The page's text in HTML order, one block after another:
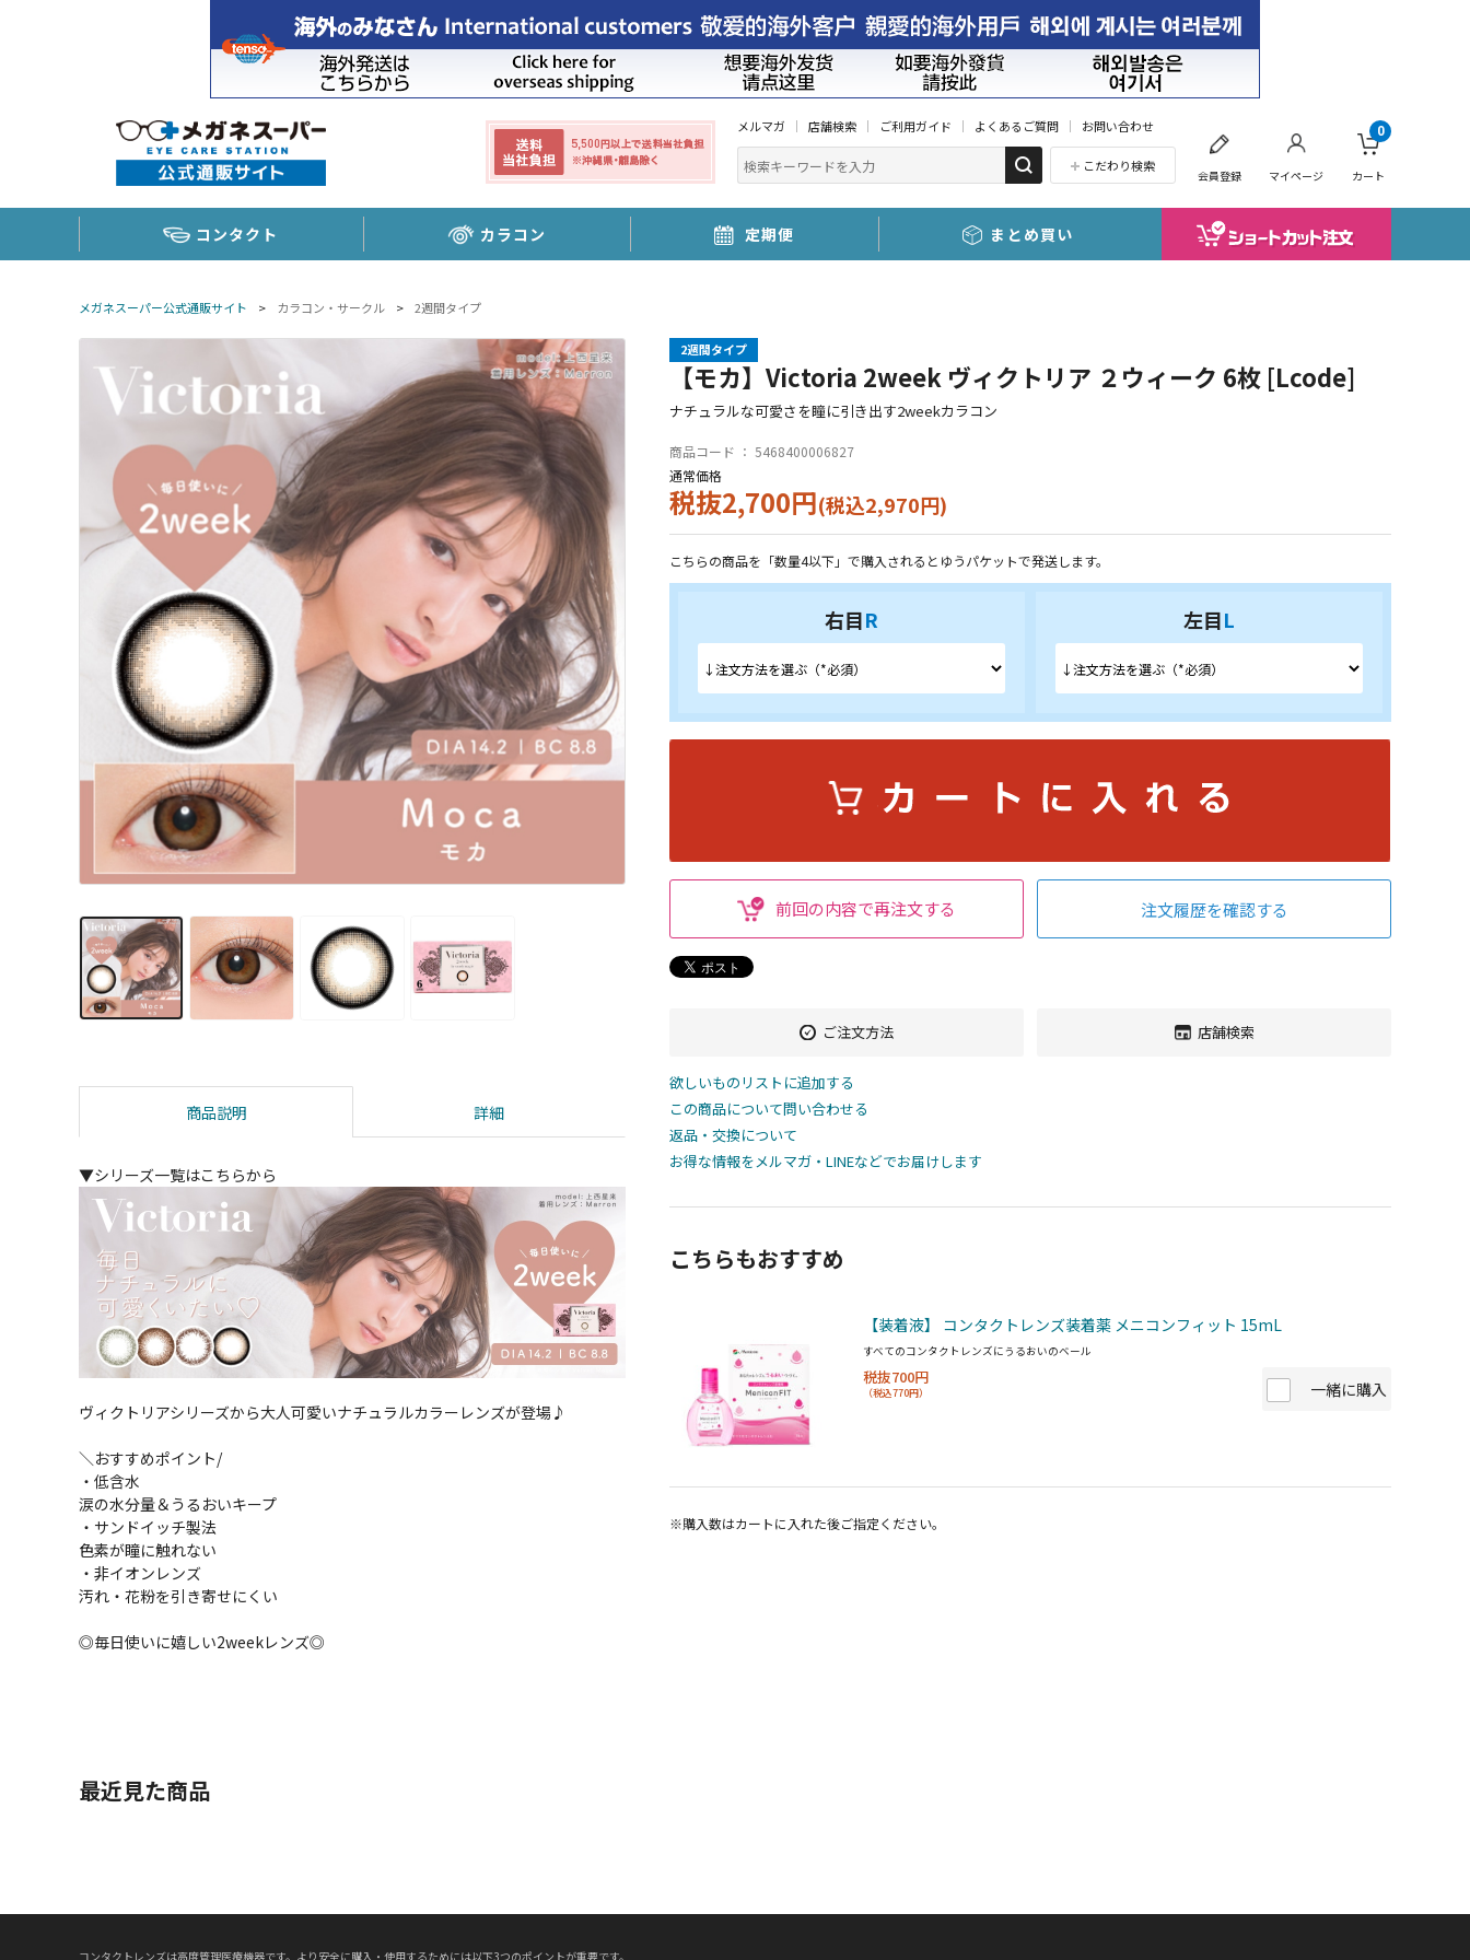
メルマガ 店舗検索 ご利用ガイド よくあるご質問 お問い合わせ
こだわり検索
会員登録 マイページ カート
0
コンタクト カラコン 定期便 まとめ買い
メガネスーパー公式通販サイト > カラコン・サークル > 2週間タイプ
商品説明 詳細
▼シリーズ一覧はこちらから
ヴィクトリアシリーズから大人可愛いナチュラルカラーレンズが登場♪
＼おすすめポイント/
・低含水
涙の水分量＆うるおいキープ
・サンドイッチ製法
色素が瞳に触れない
・非イオンレンズ
汚れ・花粉を引き寄せにくい
◎毎日使いに嬉しい2weekレンズ◎
2週間タイプ
【モカ】Victoria 2week ヴィクトリア ２ウィーク 6枚 [Lcode]
ナチュラルな可愛さを瞳に引き出す2weekカラコン
商品コード ： 5468400006827
通常価格
税抜2,700円(税込2,970円)
こちらの商品を「数量4以下」で購入されるとゆうパケットで発送します。
右目R 左目L
前回の内容で再注文する 注文履歴を確認する
ご注文方法 店舗検索
欲しいものリストに追加する
この商品について問い合わせる
返品・交換について
お得な情報をメルマガ・LINEなどでお届けします
こちらもおすすめ
【装着液】 コンタクトレンズ装着薬 メニコンフィット 15mL
すべてのコンタクトレンズにうるおいのベール
税抜700円
（税込770円） 一緒に購入
※購入数はカートに入れた後ご指定ください。
最近見た商品
コンタクトレンズは高度管理医療機器です。より安全に購入・使用するためには以下3つのポイントが重要です。